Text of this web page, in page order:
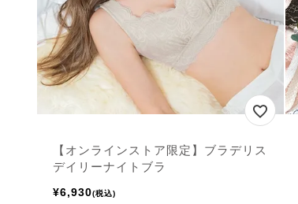
【オンラインストア限定】ブラデリス
デイリーナイトブラ
¥6,930 税込